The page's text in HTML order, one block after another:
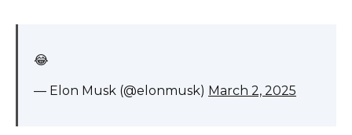
😂
— Elon Musk (@elonmusk) March 2, 2025